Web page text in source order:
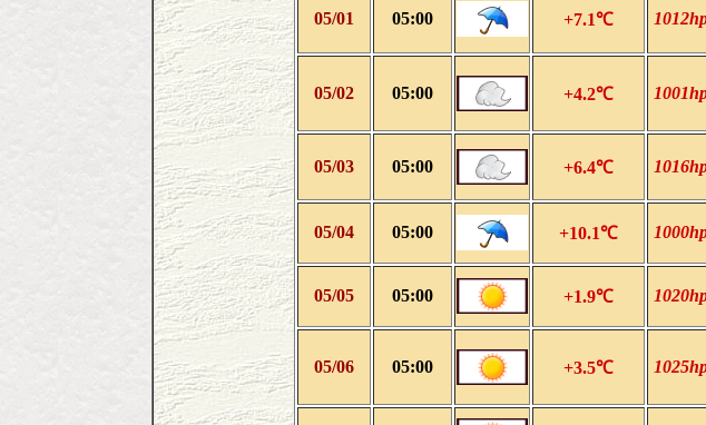
05/01 05:00 +7.1℃
05/02 05:00 +4.2℃
05/03 05:00 +6.4℃
05/04 05:00 +10.1℃
05/05 05:00 +1.9℃
05/06 05:00 +3.5℃